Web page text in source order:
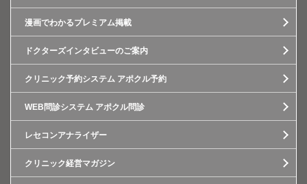
漫画でわかるプレミアム掲載
ドクターズインタビューのご案内
クリニック予約システム アポクル予約
WEB問診システム アポクル問診
レセコンアナライザー
クリニック経営マガジン